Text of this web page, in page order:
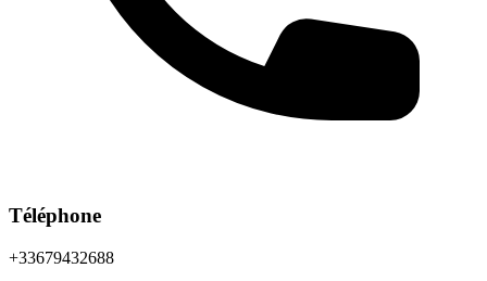
Téléphone
+33679432688